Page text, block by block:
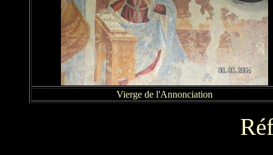
Vierge de l'Annonciation